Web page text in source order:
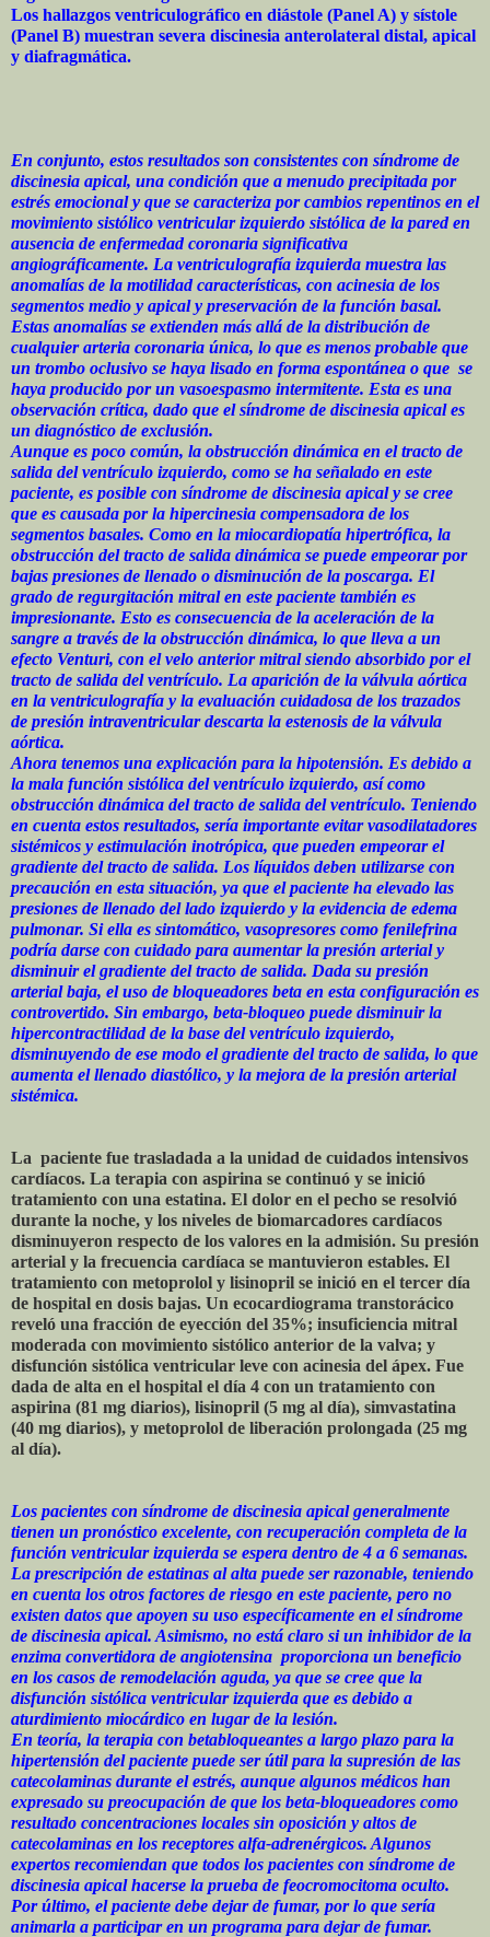
Los hallazgos ventriculográfico en diástole (Panel A) y sístole
(Panel B) muestran severa discinesia anterolateral distal, apical
y diafragmática.
En conjunto, estos resultados son consistentes con síndrome de
discinesia apical, una condición que a menudo precipitada por
estrés emocional y que se caracteriza por cambios repentinos en el
movimiento sistólico ventricular izquierdo sistólica de la pared en
ausencia de enfermedad coronaria significativa
angiográficamente. La ventriculografía izquierda muestra las
anomalías de la motilidad características, con acinesia de los
segmentos medio y apical y preservación de la función basal.
Estas anomalías se extienden más allá de la distribución de
cualquier arteria coronaria única, lo que es menos probable que
un trombo oclusivo se haya lisado en forma espontánea o que se
haya producido por un vasoespasmo intermitente. Esta es una
observación crítica, dado que el síndrome de discinesia apical es
un diagnóstico de exclusión.
Aunque es poco común, la obstrucción dinámica en el tracto de
salida del ventrículo izquierdo, como se ha señalado en este
paciente, es posible con síndrome de discinesia apical y se cree
que es causada por la hipercinesia compensadora de los
segmentos basales. Como en la miocardiopatía hipertrófica, la
obstrucción del tracto de salida dinámica se puede empeorar por
bajas presiones de llenado o disminución de la poscarga. El
grado de regurgitación mitral en este paciente también es
impresionante. Esto es consecuencia de la aceleración de la
sangre a través de la obstrucción dinámica, lo que lleva a un
efecto Venturi, con el velo anterior mitral siendo absorbido por el
tracto de salida del ventrículo. La aparición de la válvula aórtica
en la ventriculografía y la evaluación cuidadosa de los trazados
de presión intraventricular descarta la estenosis de la válvula
aórtica.
Ahora tenemos una explicación para la hipotensión. Es debido a
la mala función sistólica del ventrículo izquierdo, así como
obstrucción dinámica del tracto de salida del ventrículo. Teniendo
en cuenta estos resultados, sería importante evitar vasodilatadores
sistémicos y estimulación inotrópica, que pueden empeorar el
gradiente del tracto de salida. Los líquidos deben utilizarse con
precaución en esta situación, ya que el paciente ha elevado las
presiones de llenado del lado izquierdo y la evidencia de edema
pulmonar. Si ella es sintomático, vasopresores como fenilefrina
podría darse con cuidado para aumentar la presión arterial y
disminuir el gradiente del tracto de salida. Dada su presión
arterial baja, el uso de bloqueadores beta en esta configuración es
controvertido. Sin embargo, beta-bloqueo puede disminuir la
hipercontractilidad de la base del ventrículo izquierdo,
disminuyendo de ese modo el gradiente del tracto de salida, lo que
aumenta el llenado diastólico, y la mejora de la presión arterial
sistémica.
La paciente fue trasladada a la unidad de cuidados intensivos
cardíacos. La terapia con aspirina se continuó y se inició
tratamiento con una estatina. El dolor en el pecho se resolvió
durante la noche, y los niveles de biomarcadores cardíacos
disminuyeron respecto de los valores en la admisión. Su presión
arterial y la frecuencia cardíaca se mantuvieron estables. El
tratamiento con metoprolol y lisinopril se inició en el tercer día
de hospital en dosis bajas. Un ecocardiograma transtorácico
reveló una fracción de eyección del 35%; insuficiencia mitral
moderada con movimiento sistólico anterior de la valva; y
disfunción sistólica ventricular leve con acinesia del ápex. Fue
dada de alta en el hospital el día 4 con un tratamiento con
aspirina (81 mg diarios), lisinopril (5 mg al día), simvastatina
(40 mg diarios), y metoprolol de liberación prolongada (25 mg
al día).
Los pacientes con síndrome de discinesia apical generalmente
tienen un pronóstico excelente, con recuperación completa de la
función ventricular izquierda se espera dentro de 4 a 6 semanas.
La prescripción de estatinas al alta puede ser razonable, teniendo
en cuenta los otros factores de riesgo en este paciente, pero no
existen datos que apoyen su uso específicamente en el síndrome
de discinesia apical. Asimismo, no está claro si un inhibidor de la
enzima convertidora de angiotensina proporciona un beneficio
en los casos de remodelación aguda, ya que se cree que la
disfunción sistólica ventricular izquierda que es debido a
aturdimiento miocárdico en lugar de la lesión.
En teoría, la terapia con betabloqueantes a largo plazo para la
hipertensión del paciente puede ser útil para la supresión de las
catecolaminas durante el estrés, aunque algunos médicos han
expresado su preocupación de que los beta-bloqueadores como
resultado concentraciones locales sin oposición y altos de
catecolaminas en los receptores alfa-adrenérgicos. Algunos
expertos recomiendan que todos los pacientes con síndrome de
discinesia apical hacerse la prueba de feocromocitoma oculto.
Por último, el paciente debe dejar de fumar, por lo que sería
animarla a participar en un programa para dejar de fumar.